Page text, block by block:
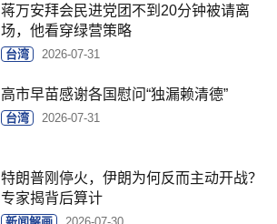
蒋万安拜会民进党团不到20分钟被请离
场，他看穿绿营策略
台湾 2026-07-31
高市早苗感谢各国慰问“独漏赖清德”
台湾 2026-07-31
特朗普刚停火，伊朗为何反而主动开战？
专家揭背后算计